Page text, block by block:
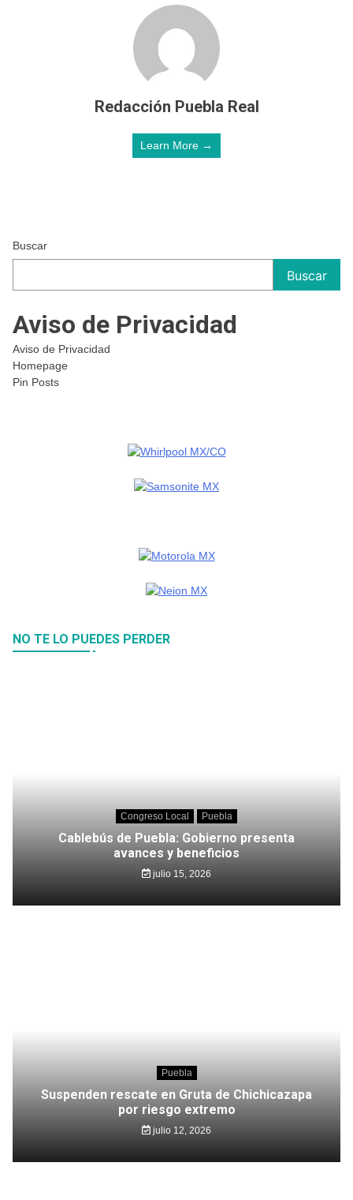
Redacción Puebla Real
Learn More →
Buscar
Buscar
Aviso de Privacidad
Aviso de Privacidad
Homepage
Pin Posts
NO TE LO PUEDES PERDER
Congreso Local Puebla
Cablebús de Puebla: Gobierno presenta
avances y beneficios
julio 15, 2026
Puebla
Suspenden rescate en Gruta de Chichicazapa
por riesgo extremo
julio 12, 2026